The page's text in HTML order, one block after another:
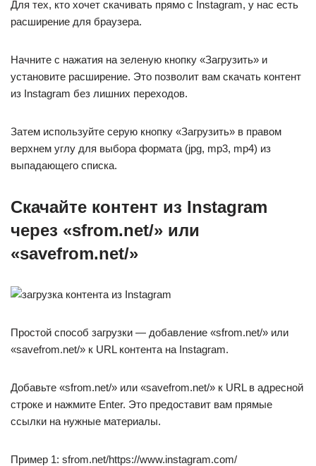
Для тех, кто хочет скачивать прямо с Instagram, у нас есть
расширение для браузера.
Начните с нажатия на зеленую кнопку «Загрузить» и
установите расширение. Это позволит вам скачать контент
из Instagram без лишних переходов.
Затем используйте серую кнопку «Загрузить» в правом
верхнем углу для выбора формата (jpg, mp3, mp4) из
выпадающего списка.
Скачайте контент из Instagram
через «sfrom.net/» или
«savefrom.net/»
Простой способ загрузки — добавление «sfrom.net/» или
«savefrom.net/» к URL контента на Instagram.
Добавьте «sfrom.net/» или «savefrom.net/» к URL в адресной
строке и нажмите Enter. Это предоставит вам прямые
ссылки на нужные материалы.
Пример 1: sfrom.net/https://www.instagram.com/